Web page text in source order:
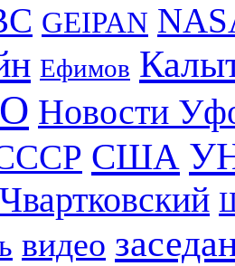
GEIPAN
Ефимов
Новости
США
Чвартковский
видео